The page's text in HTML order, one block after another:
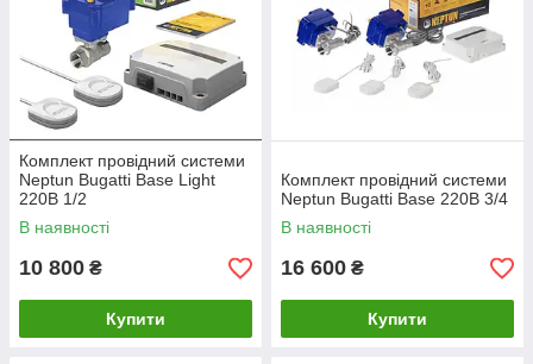
Комплект провідний системи
Neptun Bugatti Base Light
220В 1/2
В наявності
10 800 ₴
Купити
Комплект провідний системи
Neptun Bugatti Base 220B 3/4
В наявності
16 600 ₴
Купити